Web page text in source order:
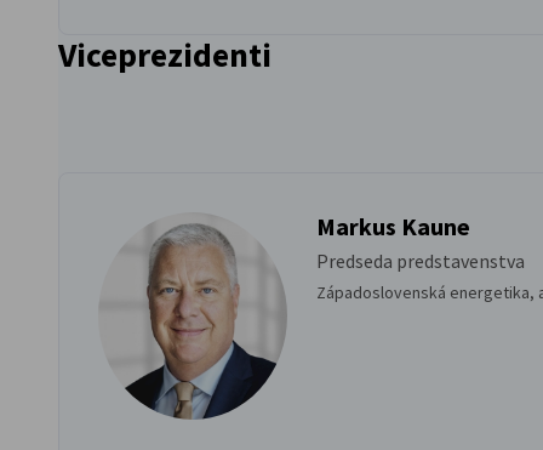
Viceprezidenti
Markus Kaune
Predseda predstavenstva
Západoslovenská energetika,